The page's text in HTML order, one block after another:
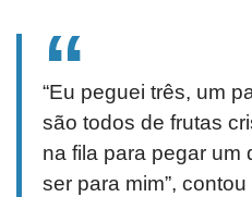
“Eu peguei três, um
são todos de frutas
na fila para pegar um
ser para mim”,